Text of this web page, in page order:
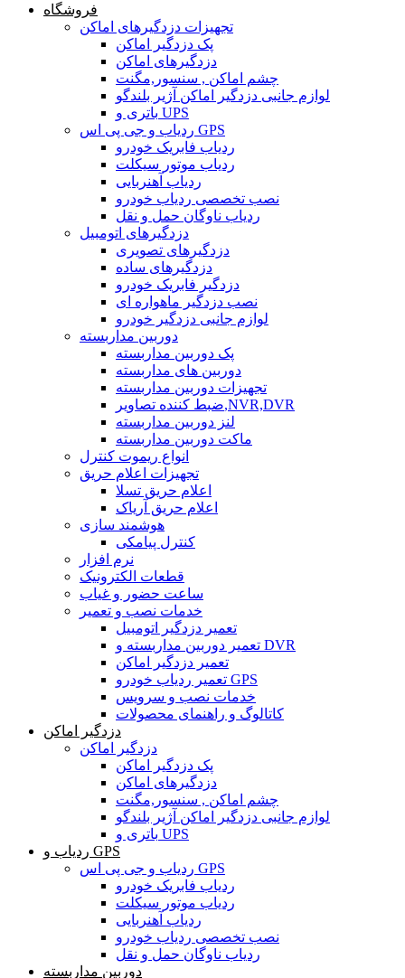
فروشگاه
تجهیزات دزدگیرهای اماکن
پک دزدگیر اماکن
دزدگیرهای اماکن
چشم اماکن , سنسور,مگنت
لوازم جانبی دزدگیر اماکن آژیر بلندگو
باتری و UPS
ردیاب و جی پی اس GPS
ردیاب فابریک خودرو
ردیاب موتور سیکلت
ردیاب آهنربایی
نصب تخصصی ردیاب خودرو
ردیاب ناوگان حمل و نقل
دزدگیرهای اتومبیل
دزدگیرهای تصویری
دزدگیرهای ساده
دزدگیر فابریک خودرو
نصب دزدگیر ماهواره ای
لوازم جانبی دزدگیر خودرو
دوربین مداربسته
پک دوربین مداربسته
دوربین های مداربسته
تجهیزات دوربین مداربسته
ضبط کننده تصاویر,NVR,DVR
لنز دوربین مداربسته
ماکت دوربین مداربسته
انواع ریموت کنترل
تجهیزات اعلام حریق
اعلام حریق تسلا
اعلام حریق آریاک
هوشمند سازی
کنترل پیامکی
نرم افزار
قطعات الکترونیک
ساعت حضور و غیاب
خدمات نصب و تعمیر
تعمیر دزدگیر اتومبیل
تعمیر دوربین مداربسته و DVR
تعمیر دزدگیر اماکن
تعمیر ردیاب خودرو GPS
خدمات نصب و سرویس
کاتالوگ و راهنمای محصولات
دزدگیر اماکن
دزدگیر اماکن
پک دزدگیر اماکن
دزدگیرهای اماکن
چشم اماکن , سنسور,مگنت
لوازم جانبی دزدگیر اماکن آژیر بلندگو
باتری و UPS
ردیاب و GPS
ردیاب و جی پی اس GPS
ردیاب فابریک خودرو
ردیاب موتور سیکلت
ردیاب آهنربایی
نصب تخصصی ردیاب خودرو
ردیاب ناوگان حمل و نقل
دوربین مداربسته